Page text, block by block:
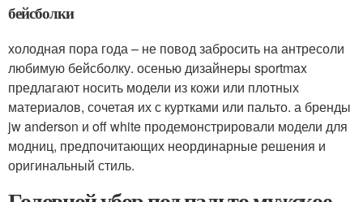
бейсболки
холодная пора года – не повод забросить на антресоли
любимую бейсболку. осенью дизайнеры sportmax
предлагают носить модели из кожи или плотных
материалов, сочетая их с куртками или пальто. а бренды
jw anderson и off white продемонстрировали модели для
модниц, предпочитающих неординарные решения и
оригинальный стиль.